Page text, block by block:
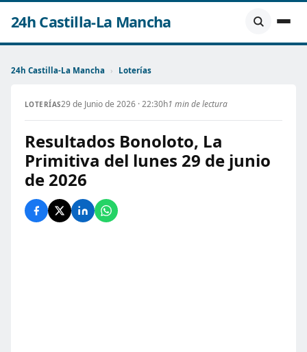
24h Castilla-La Mancha
24h Castilla-La Mancha › Loterías
LOTERÍAS29 de Junio de 2026 · 22:30h1 min de lectura
Resultados Bonoloto, La
Primitiva del lunes 29 de junio
de 2026